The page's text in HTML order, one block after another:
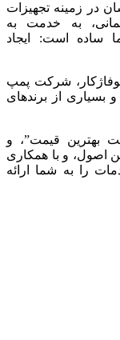
در زمینه تجهیزات
به خدمت به
ساده است: ایجاد
شرکت پمپ
و بسیاری از برندهای
بهترین قیمت”، و
اصول، و با همکاری
را به شما ارائه